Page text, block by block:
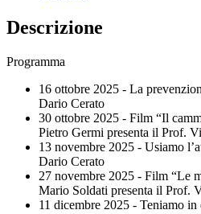
Descrizione
Programma
16 ottobre 2025 - La
Dario Cerato
30 ottobre 2025 - Film “Il
Pietro Germi presenta il Prof.
13 novembre 2025 - Usiamo
Dario Cerato
27 novembre 2025 - Film “Le
Mario Soldati presenta il Prof.
11 dicembre 2025 - Teniamo